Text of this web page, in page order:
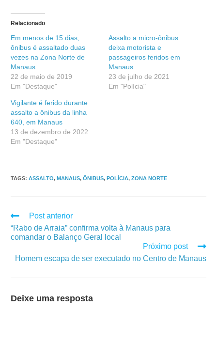
Relacionado
Em menos de 15 dias,
ônibus é assaltado duas
vezes na Zona Norte de
Manaus
22 de maio de 2019
Em "Destaque"
Assalto a micro-ônibus
deixa motorista e
passageiros feridos em
Manaus
23 de julho de 2021
Em "Polícia"
Vigilante é ferido durante
assalto a ônibus da linha
640, em Manaus
13 de dezembro de 2022
Em "Destaque"
TAGS:ASSALTO, MANAUS, ÔNIBUS, POLÍCIA, ZONA NORTE
Post anterior
“Rabo de Arraia” confirma volta à Manaus para
comandar o Balanço Geral local
Próximo post
Homem escapa de ser executado no Centro de Manaus
Deixe uma resposta